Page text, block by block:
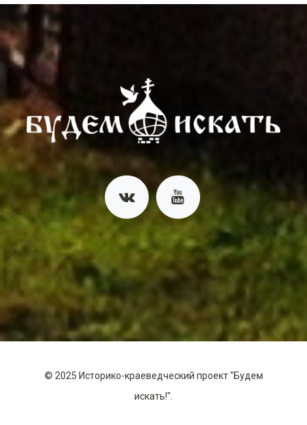
© 2025 Историко-краеведческий проект "Будем
искать!".